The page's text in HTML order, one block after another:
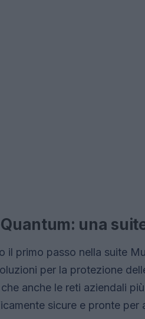
una
il primo passo nella suite
per la protezione
anche le reti aziendali
sicure e pronte